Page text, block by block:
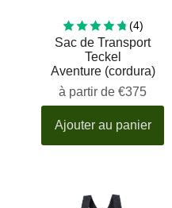
(4) 4
Sac de Transport
Teckel
Aventure (cordura)
à partir de €375
Ajouter au panier